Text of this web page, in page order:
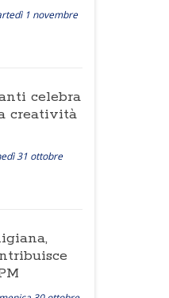
1 novembre
celebra
creatività
31 ottobre